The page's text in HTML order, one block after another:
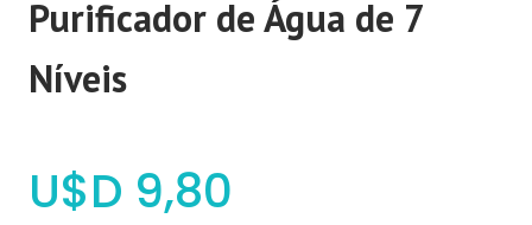
Purificador de Água de 7
Níveis
$ 9,80